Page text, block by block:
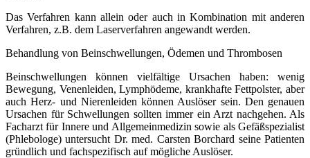
Das Verfahren kann allein oder auch in Kombination mit anderen
Verfahren, z.B. dem Laserverfahren angewandt werden.
Behandlung von Beinschwellungen, Ödemen und Thrombosen
Beinschwellungen können vielfältige Ursachen haben: wenig
Bewegung, Venenleiden, Lymphödeme, krankhafte Fettpolster, aber
auch Herz- und Nierenleiden können Auslöser sein. Den genauen
Ursachen für Schwellungen sollten immer ein Arzt nachgehen. Als
Facharzt für Innere und Allgemeinmedizin sowie als Gefäßspezialist
(Phlebologe) untersucht Dr. med. Carsten Borchard seine Patienten
gründlich und fachspezifisch auf mögliche Auslöser.